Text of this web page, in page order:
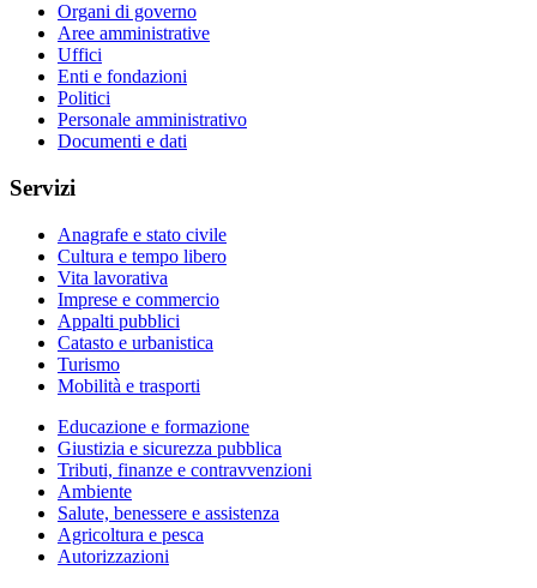
Organi di governo
Aree amministrative
Uffici
Enti e fondazioni
Politici
Personale amministrativo
Documenti e dati
Servizi
Anagrafe e stato civile
Cultura e tempo libero
Vita lavorativa
Imprese e commercio
Appalti pubblici
Catasto e urbanistica
Turismo
Mobilità e trasporti
Educazione e formazione
Giustizia e sicurezza pubblica
Tributi, finanze e contravvenzioni
Ambiente
Salute, benessere e assistenza
Agricoltura e pesca
Autorizzazioni